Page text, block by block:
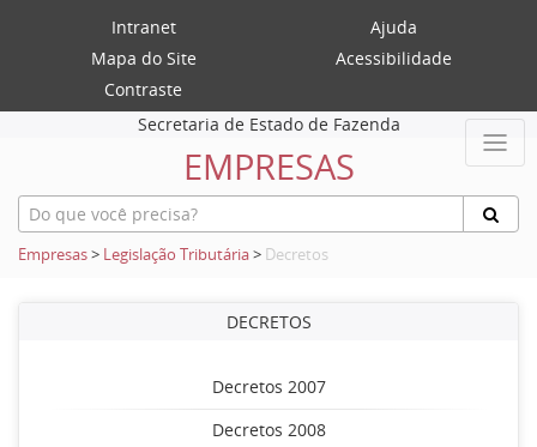
Intranet
Ajuda
Mapa do Site
Acessibilidade
Contraste
Secretaria de Estado de Fazenda
EMPRESAS
Empresas> Legislação Tributária> Decretos
DECRETOS
Decretos 2007
Decretos 2008